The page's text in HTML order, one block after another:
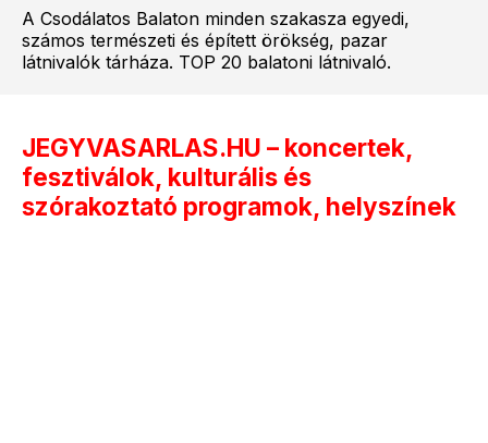
A Csodálatos Balaton minden szakasza egyedi,
számos természeti és épített örökség, pazar
látnivalók tárháza. TOP 20 balatoni látnivaló.
JEGYVASARLAS.HU – koncertek,
fesztiválok, kulturális és
szórakoztató programok, helyszínek